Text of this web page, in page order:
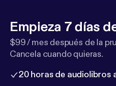
Empieza 7 días
$99 / mes después de la
Cancela cuando quieras.
20 horas de audiolibros